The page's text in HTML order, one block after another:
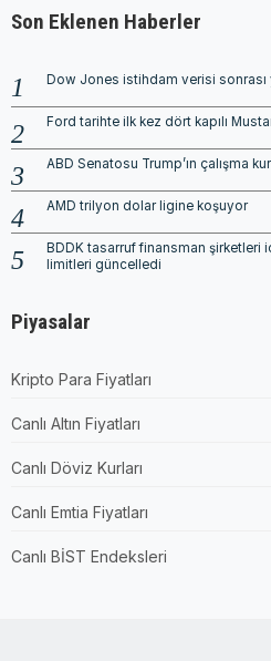
Son Eklenen Haberler
Dow Jones istihdam verisi sonrası
Ford tarihte ilk kez dört kapılı
ABD Senatosu Trump’ın çalışma
AMD trilyon dolar ligine koşuyor
BDDK tasarruf finansman şirketleri
limitleri güncelledi
Piyasalar
Kripto Para Fiyatları
Canlı Altın Fiyatları
Canlı Döviz Kurları
Canlı Emtia Fiyatları
Canlı BİST Endeksleri